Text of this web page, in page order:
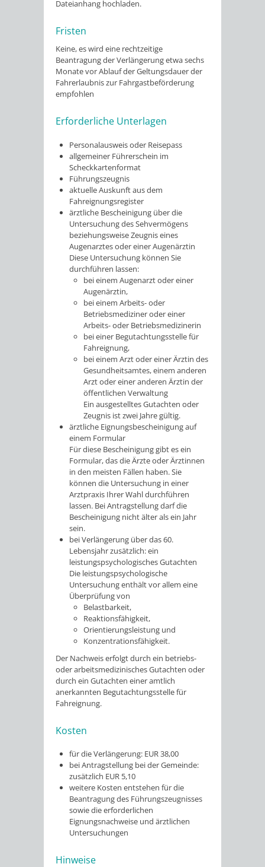
Dateianhang hochladen.
Fristen
Keine, es wird eine rechtzeitige
Beantragung der Verlängerung etwa sechs
Monate vor Ablauf der Geltungsdauer der
Fahrerlaubnis zur Fahrgastbeförderung
empfohlen
Erforderliche Unterlagen
Personalausweis oder Reisepass
allgemeiner Führerschein im
Scheckkartenformat
Führungszeugnis
aktuelle Auskunft aus dem
Fahreignungsregister
ärztliche Bescheinigung über die
Untersuchung des Sehvermögens
beziehungsweise Zeugnis eines
Augenarztes oder einer Augenärztin
Diese Untersuchung können Sie
durchführen lassen:
bei einem Augenarzt oder einer
Augenärztin,
bei einem Arbeits- oder
Betriebsmediziner oder einer
Arbeits- oder Betriebsmedizinerin
bei einer Begutachtungsstelle für
Fahreignung,
bei einem Arzt oder einer Ärztin des
Gesundheitsamtes, einem anderen
Arzt oder einer anderen Ärztin der
öffentlichen Verwaltung
Ein ausgestelltes Gutachten oder
Zeugnis ist zwei Jahre gültig.
ärztliche Eignungsbescheinigung auf
einem Formular
Für diese Bescheinigung gibt es ein
Formular, das die Ärzte oder Ärztinnen
in den meisten Fällen haben. Sie
können die Untersuchung in einer
Arztpraxis Ihrer Wahl durchführen
lassen. Bei Antragstellung darf die
Bescheinigung nicht älter als ein Jahr
sein.
bei Verlängerung über das 60.
Lebensjahr zusätzlich: ein
leistungspsychologisches Gutachten
Die leistungspsychologische
Untersuchung enthält vor allem eine
Überprüfung von
Belastbarkeit,
Reaktionsfähigkeit,
Orientierungsleistung und
Konzentrationsfähigkeit.
Der Nachweis erfolgt durch ein betriebs-
oder arbeitsmedizinisches Gutachten oder
durch ein Gutachten einer amtlich
anerkannten Begutachtungsstelle für
Fahreignung.
Kosten
für die Verlängerung: EUR 38,00
bei Antragstellung bei der Gemeinde:
zusätzlich EUR 5,10
weitere Kosten entstehen für die
Beantragung des Führungszeugnisses
sowie die erforderlichen
Eignungsnachweise und ärztlichen
Untersuchungen
Hinweise